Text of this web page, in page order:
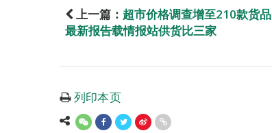
上一篇： 超市价格调查增至210款货品
最新报告载情报站供货比三家
列印本页